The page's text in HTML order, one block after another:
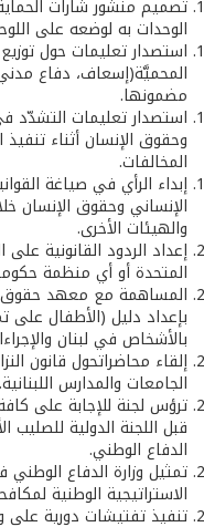
تصميم منشور شارات
الوحدات به لوضعه على
استصدار تعليمات حول توزيع
المحميَّة(إسعاف، دفاع
مضمونها.
استصدار تعليمات التشدّد
وحقوق الإنسان أثناء
المخالفات.
إبداء الرأي في صياغة
الإنساني وحقوق الإنسان
والهيئات الأخرى.
إعداد الردود القانونية
المتحدة أو أي منظمة
المساهمة مع معهد حقوق
بإعداد دليل (الأطفال على
بالأشخاص في لبنان
إلقاء محاضراتحول قانون
الجامعات والمدارس اللبنانية.
ترؤس لجنة للإجابة على
قبل اللجنة الدولية
الدفاع الوطني.
تمثيل وزارة الدفاع الوطني
الاستراتيجية الوطنية
تنفيذ تفتيشات دورية على